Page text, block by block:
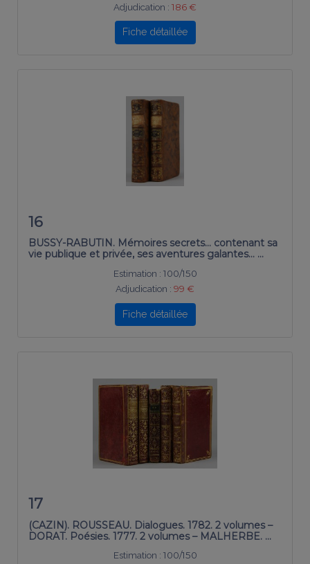
Adjudication : 186 €
Fiche détaillée
16
BUSSY-RABUTIN. Mémoires secrets… contenant sa
vie publique et privée, ses aventures galantes… …
Estimation : 100/150
Adjudication : 99 €
Fiche détaillée
17
(CAZIN). ROUSSEAU. Dialogues. 1782. 2 volumes –
DORAT. Poésies. 1777. 2 volumes – MALHERBE. …
Estimation : 100/150